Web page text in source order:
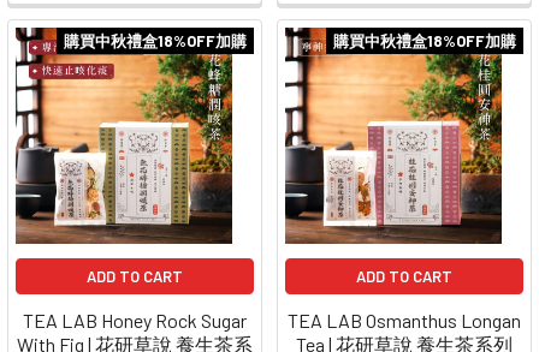
購買中秋禮盒18%OFF加購
ADD TO CART
TEA LAB Honey Rock Sugar
With Fig | 花研草說 養生茶系
購買中秋禮盒18%OFF加購
ADD TO CART
TEA LAB Osmanthus Longan
Tea | 花研草說 養生茶系列